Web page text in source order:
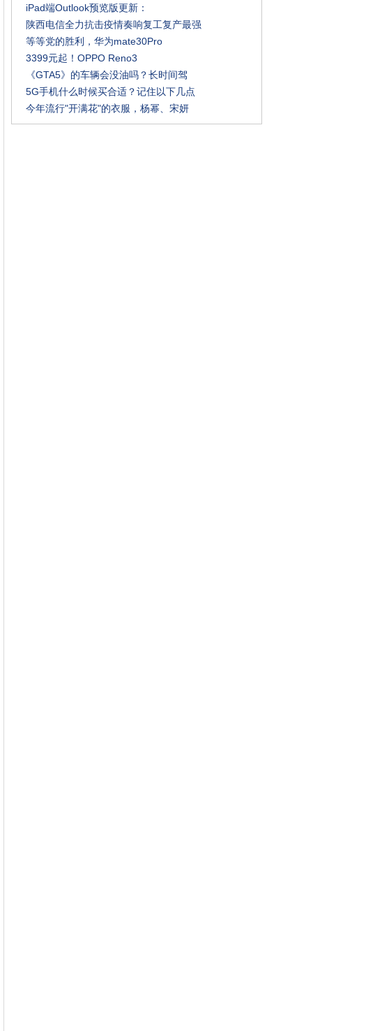
iPad端Outlook预览版更新：
陕西电信全力抗击疫情奏响复工复产最强
等等党的胜利，华为mate30Pro
3399元起！OPPO Reno3
《GTA5》的车辆会没油吗？长时间驾
5G手机什么时候买合适？记住以下几点
今年流行"开满花"的衣服，杨幂、宋妍